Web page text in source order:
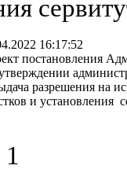
16:17:52
постановления
разрешения на
и установления
1